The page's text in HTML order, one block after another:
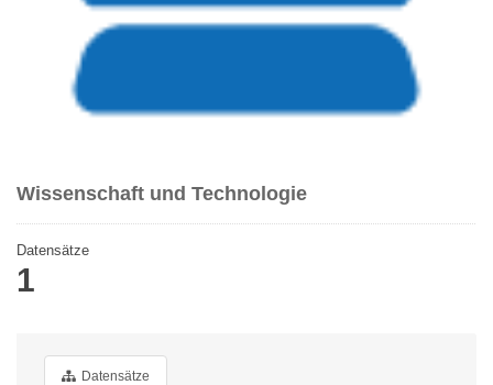
Wissenschaft und Technologie
Datensätze
1
Datensätze